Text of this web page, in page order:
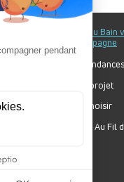
Au fil du Bain
accompagne
Nos tendances
Votre projet
Bien choisir
Forum Au Fil